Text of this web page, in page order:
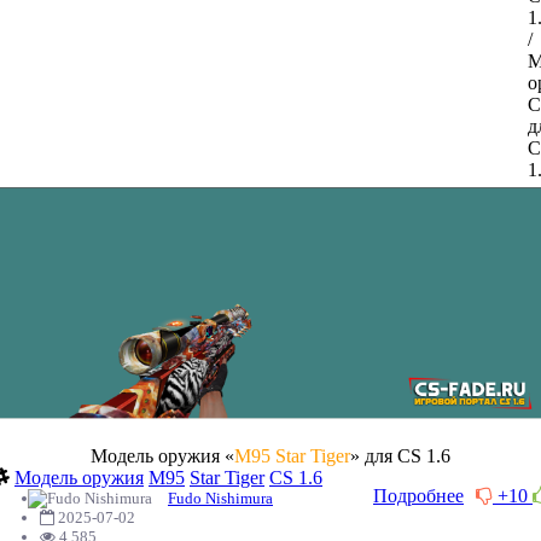
Модель оружия «M95 Star Tiger» для CS 1.6
Модель оружия M95 Star Tiger CS 1.6
+10
Подробнее
Fudo Nishimura
2025-07-02
4 585